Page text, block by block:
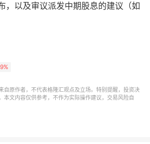
，以及审议派发中期股息的建议（如
自原作者，不代表格隆汇观点及立场。特别提醒，投资决
本文内容仅供参考，不作为实际操作建议，交易风险自